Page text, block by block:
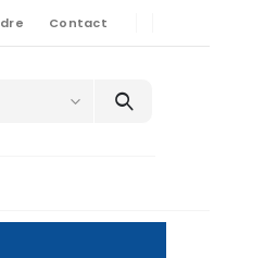
Contact